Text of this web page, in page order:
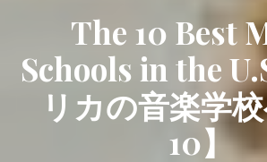
The 10 Best
Schools in the
リカの音楽学
10】